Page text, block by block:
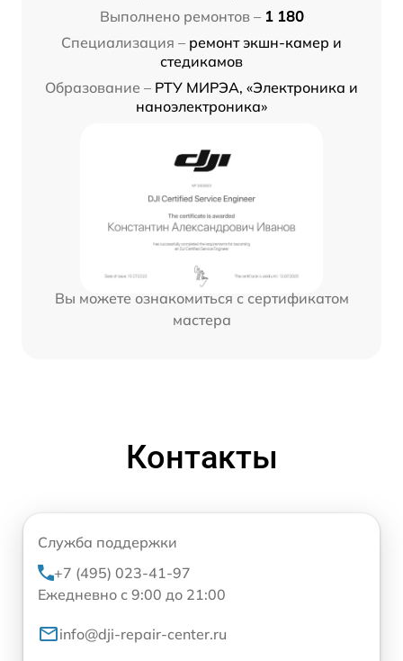
Выполнено ремонтов – 1 180
Специализация – ремонт экшн-камер и
стедикамов
Образование – РТУ МИРЭА, «Электроника и
наноэлектроника»
Вы можете ознакомиться с сертификатом
мастера
Контакты
Служба поддержки
+7 (495) 023-41-97
Ежедневно с 9:00 до 21:00
info@dji-repair-center.ru